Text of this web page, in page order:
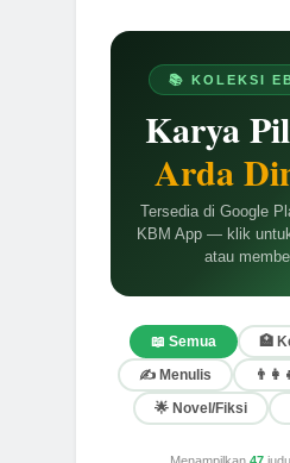
📚 KOLEKSI
Karya
Arda
Tersedia di Google
KBM App — klik
atau
📖 Semua
🏥
✍️ Menulis
🌟 Novel/Fiksi